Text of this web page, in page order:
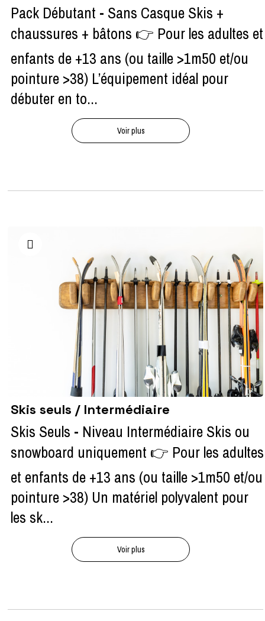
Pack Débutant - Sans Casque Skis +
chaussures + bâtons 👉 Pour les adultes et
enfants de +13 ans (ou taille >1m50 et/ou
pointure >38) L’équipement idéal pour
débuter en to...
Voir plus
Skis seuls / Intermédiaire
Skis Seuls - Niveau Intermédiaire Skis ou
snowboard uniquement 👉 Pour les adultes
et enfants de +13 ans (ou taille >1m50 et/ou
pointure >38) Un matériel polyvalent pour
les sk...
Voir plus